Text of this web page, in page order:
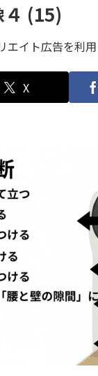
(15)
イト広告を利
X